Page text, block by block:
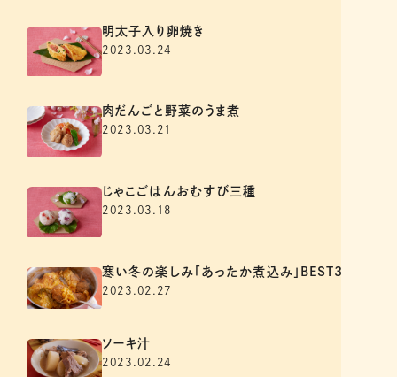
明太子入り卵焼き
2023.03.24
肉だんごと野菜のうま煮
2023.03.21
じゃこごはんおむすび三種
2023.03.18
寒い冬の楽しみ「あったか煮込み」BEST3
2023.02.27
ソーキ汁
2023.02.24